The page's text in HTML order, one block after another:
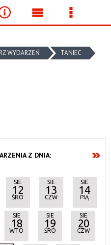
WYDARZEŃ TANIEC
Z DNIA:
SIE
12
ŚRO
SIE
13
CZW
SIE
14
PIĄ
SIE
18
WTO
SIE
19
ŚRO
SIE
20
CZW
MenuMenu